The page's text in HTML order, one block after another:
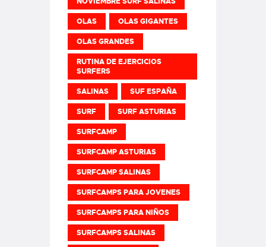
OLAS OLAS GIGANTES
OLAS GRANDES
RUTINA DE EJERCICIOS
SURFERS
SALINAS SUF ESPAÑA
SURF SURF ASTURIAS
SURFCAMP
SURFCAMP ASTURIAS
SURFCAMP SALINAS
SURFCAMPS PARA JOVENES
SURFCAMPS PARA NIÑOS
SURFCAMPS SALINAS